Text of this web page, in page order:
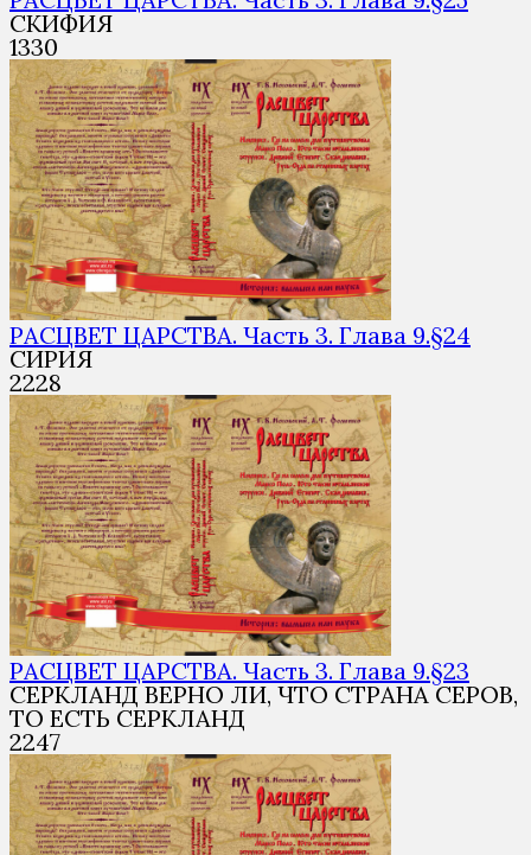
СКИФИЯ
1330
РАСЦВЕТ ЦАРСТВА. Часть 3. Глава 9.§24
СИРИЯ
2228
РАСЦВЕТ ЦАРСТВА. Часть 3. Глава 9.§23
СЕРКЛАНД ВЕРНО ЛИ, ЧТО СТРАНА СЕРОВ,
ТО ЕСТЬ СЕРКЛАНД
2247